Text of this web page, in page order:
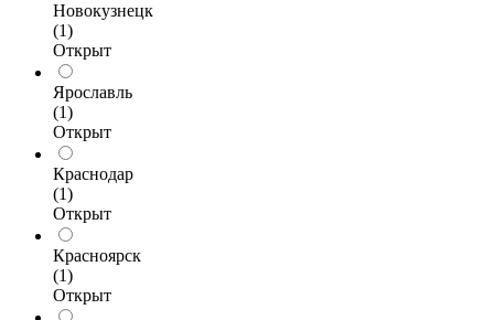
Новокузнецк
(1)
Открыт
Ярославль
(1)
Открыт
Краснодар
(1)
Открыт
Красноярск
(1)
Открыт